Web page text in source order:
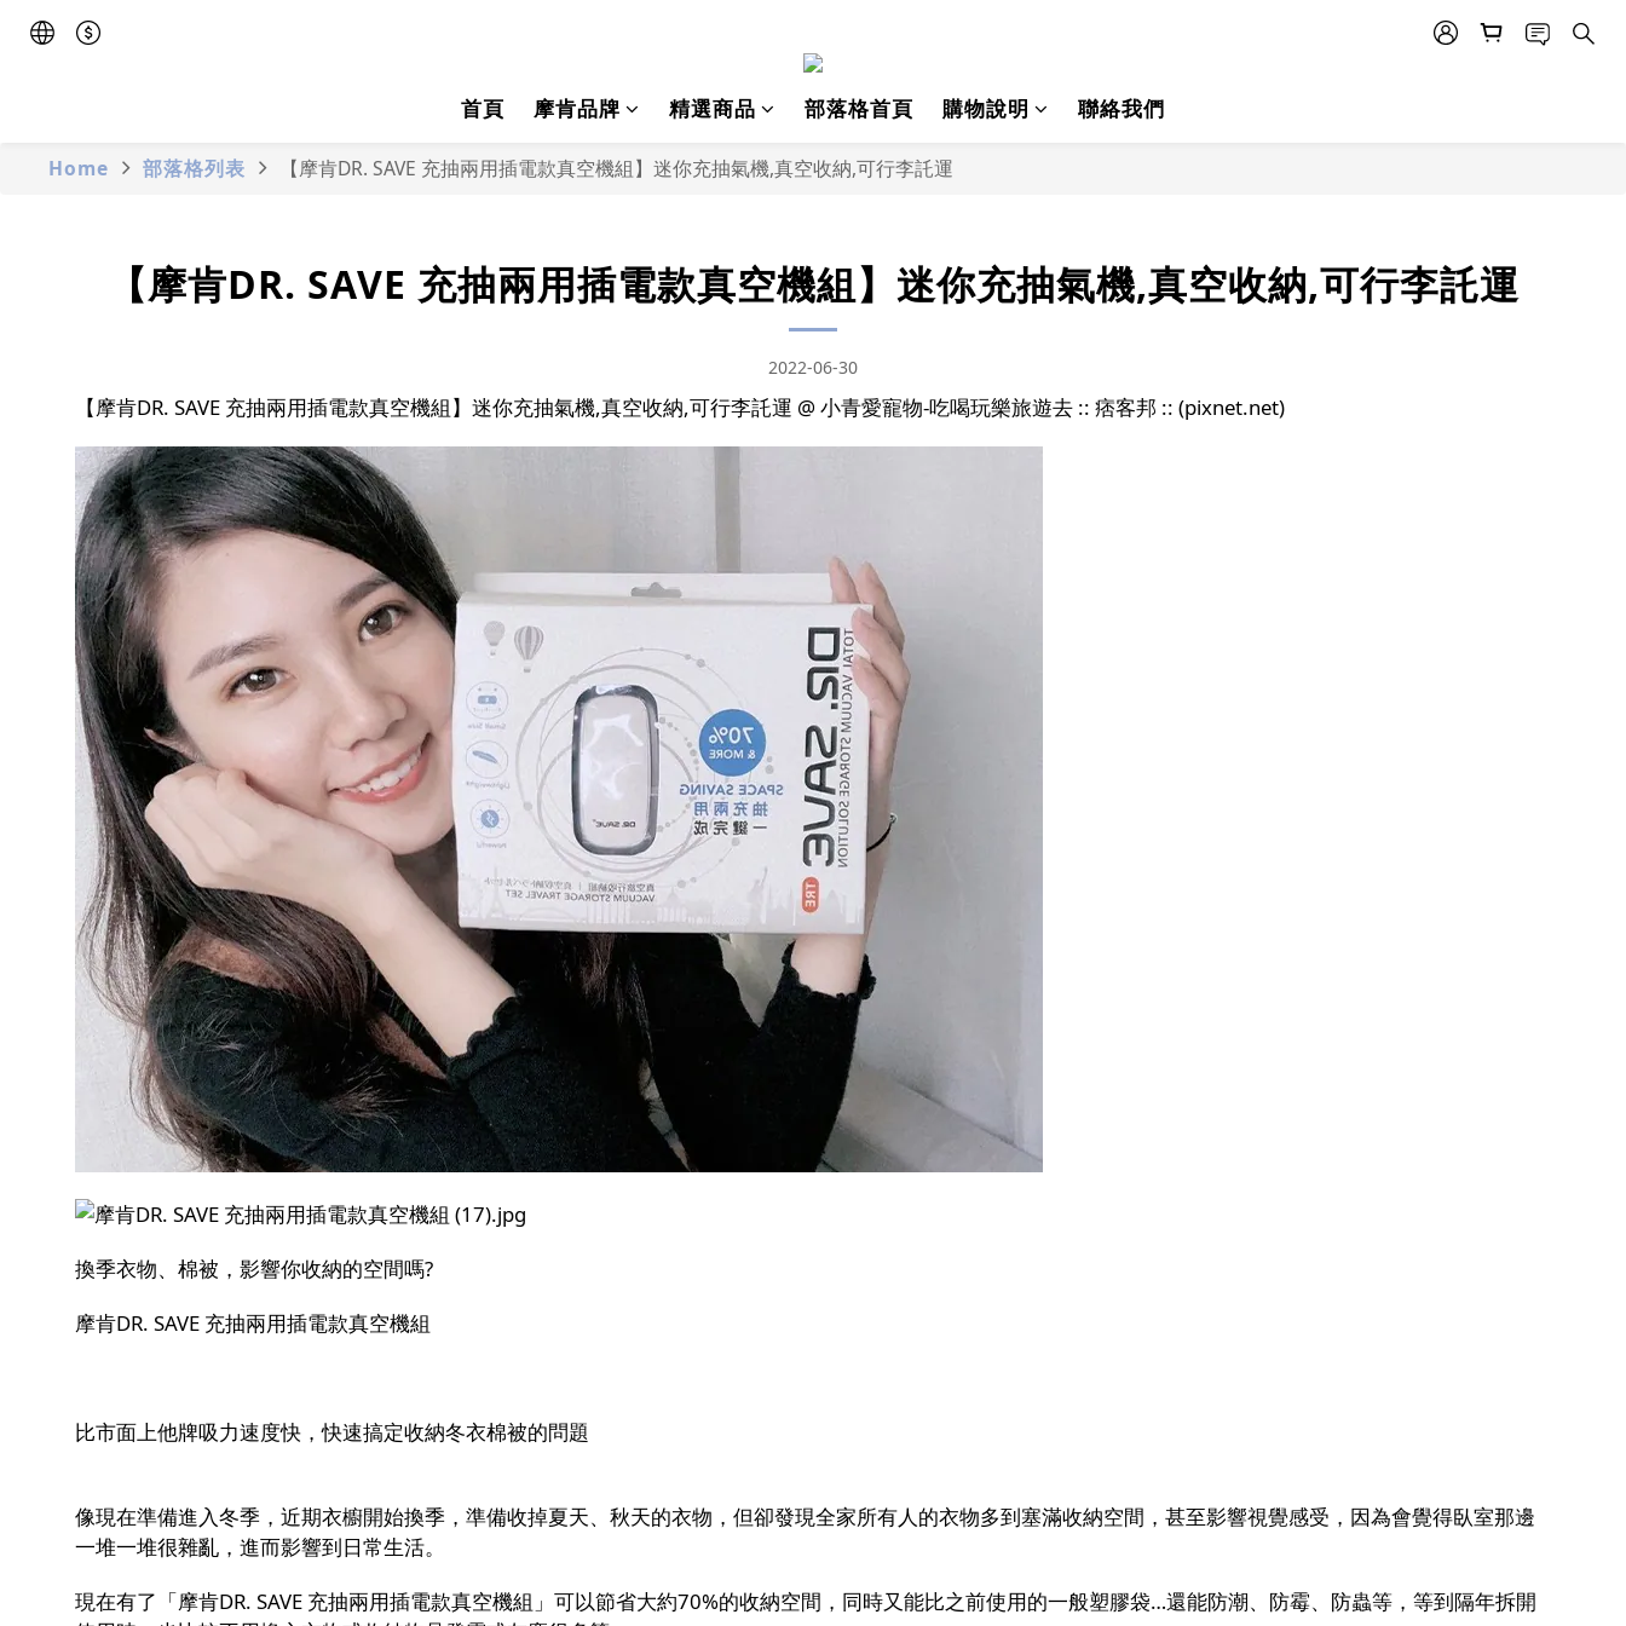
首頁 摩肯品牌 精選商品 部落格首頁 購物說明 聯絡我們
Home 部落格列表 【摩肯DR. SAVE 充抽兩用插電款真空機組】迷你充抽氣機,真空收納,可行李託運
【摩肯DR. SAVE 充抽兩用插電款真空機組】迷你充抽氣機,真空收納,可行李託運
2022-06-30
【摩肯DR. SAVE 充抽兩用插電款真空機組】迷你充抽氣機,真空收納,可行李託運 @ 小青愛寵物-吃喝玩樂旅遊去 :: 痞客邦 :: (pixnet.net)
換季衣物、棉被，影響你收納的空間嗎?
摩肯DR. SAVE 充抽兩用插電款真空機組
比市面上他牌吸力速度快，快速搞定收納冬衣棉被的問題
像現在準備進入冬季，近期衣櫥開始換季，準備收掉夏天、秋天的衣物，但卻發現全家所有人的衣物多到塞滿收納空間，甚至影響視覺感受，因為會覺得臥室那邊
一堆一堆很雜亂，進而影響到日常生活。
現在有了「摩肯DR. SAVE 充抽兩用插電款真空機組」可以節省大約70%的收納空間，同時又能比之前使用的一般塑膠袋…還能防潮、防霉、防蟲等，等到隔年拆開